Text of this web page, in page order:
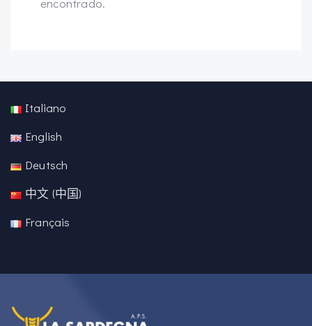
encontrado.
Italiano
English
Deutsch
中文 (中国)
Français